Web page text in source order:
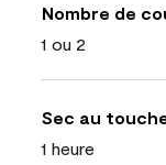
Nombre de
1 ou 2
Sec au
1 heure